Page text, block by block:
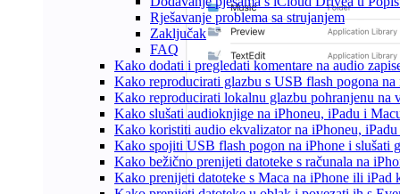
Rješavanje problema sa strujanjem
Zaključak
FAQ
Kako dodati i pregledati komentare na audio
Kako reproducirati glazbu s USB flash pogona
Kako reproducirati lokalnu glazbu pohranjenu na
Kako slušati audioknjige na iPhoneu, iPadu i
Kako koristiti audio ekvalizator na iPhoneu,
Kako spojiti USB flash pogon na iPhone i slušati
Kako bežično prenijeti datoteke s računala na
Kako prenijeti datoteke s Maca na iPhone ili iPad